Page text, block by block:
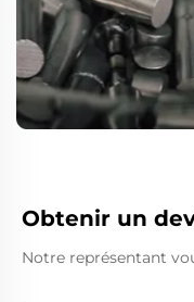
Obtenir un
Notre représentant